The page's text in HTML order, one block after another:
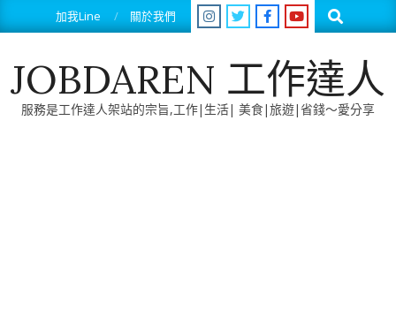
to
加我Line 關於我們 Search
JOBDAREN 工作達人
服務是工作達人架站的宗旨,工作|生活| 美食|旅遊|省錢～愛分享